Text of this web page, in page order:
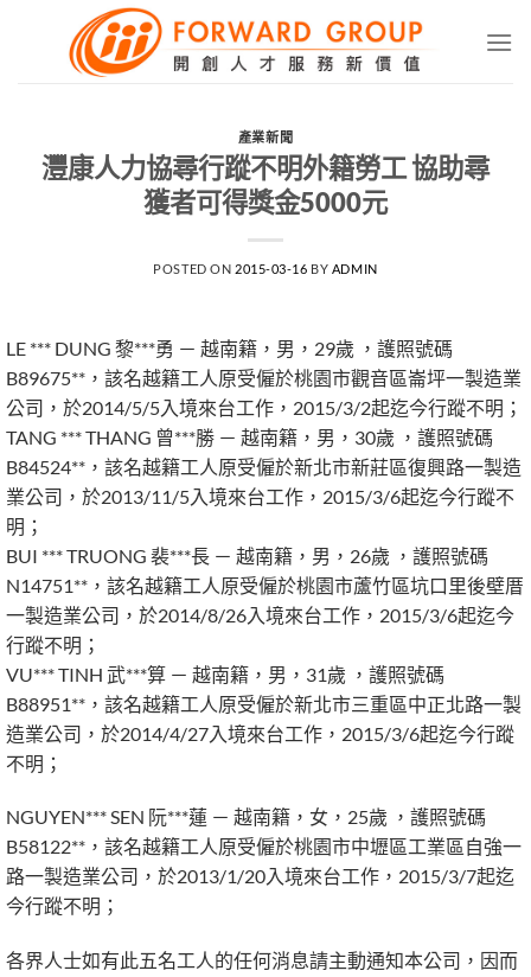
產業新聞
灃康人力協尋行蹤不明外籍勞工 協助尋
獲者可得獎金5000元
POSTED ON 2015-03-16 BY ADMIN
LE *** DUNG 黎***勇 － 越南籍，男，29歲 ，護照號碼
B89675**，該名越籍工人原受僱於桃園市觀音區崙坪一製造業
公司，於2014/5/5入境來台工作，2015/3/2起迄今行蹤不明；
TANG *** THANG 曾***勝 － 越南籍，男，30歲 ，護照號碼
B84524**，該名越籍工人原受僱於新北市新莊區復興路一製造
業公司，於2013/11/5入境來台工作，2015/3/6起迄今行蹤不
明；
BUI *** TRUONG 裴***長 － 越南籍，男，26歲 ，護照號碼
N14751**，該名越籍工人原受僱於桃園市蘆竹區坑口里後壁厝
一製造業公司，於2014/8/26入境來台工作，2015/3/6起迄今
行蹤不明；
VU*** TINH 武***算 － 越南籍，男，31歲 ，護照號碼
B88951**，該名越籍工人原受僱於新北市三重區中正北路一製
造業公司，於2014/4/27入境來台工作，2015/3/6起迄今行蹤
不明；
NGUYEN*** SEN 阮***蓮 － 越南籍，女，25歲 ，護照號碼
B58122**，該名越籍工人原受僱於桃園市中壢區工業區自強一
路一製造業公司，於2013/1/20入境來台工作，2015/3/7起迄
今行蹤不明；
各界人士如有此五名工人的任何消息請主動通知本公司，因而